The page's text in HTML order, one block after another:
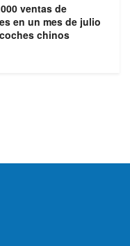
ventas de
en un mes de julio
chinos